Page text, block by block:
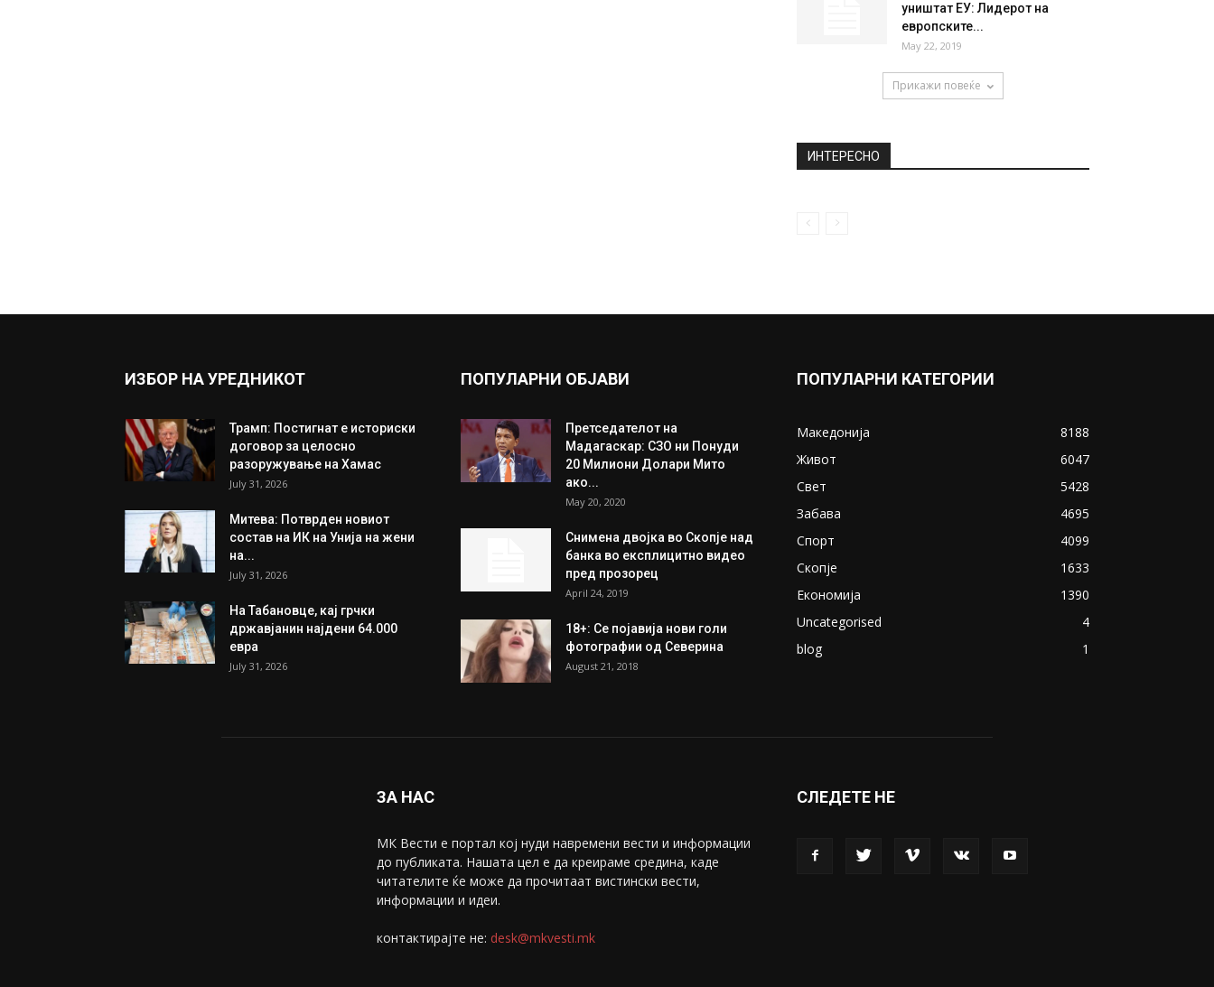
уништат ЕУ: Лидерот на
европските...
May 22, 2019
Прикажи повеќе
ИНТЕРЕСНО
ИЗБОР НА УРЕДНИКОТ
Трамп: Постигнат е историски
договор за целосно
разоружување на Хамас
July 31, 2026
Митева: Потврден новиот
состав на ИК на Унија на жени
на...
July 31, 2026
На Табановце, кај грчки
државјанин најдени 64.000
евра
July 31, 2026
ПОПУЛАРНИ ОБЈАВИ
Претседателот на
Мадагаскар: СЗО ни Понуди
20 Милиони Долари Мито
ако...
May 20, 2020
Снимена двојка во Скопје над
банка во експлицитно видео
пред прозорец
April 24, 2019
18+: Се појавија нови голи
фотографии од Северина
August 21, 2018
ПОПУЛАРНИ КАТЕГОРИИ
Македонија
8188
Живот
6047
Свет
5428
Забава
4695
Спорт
4099
Скопје
1633
Економија
1390
Uncategorised
4
blog
1
ЗА НАС
МК Вести е портал коj нуди навремени вести и информации
до публиката. Нашата цел е да креираме средина, каде
читателите ќе може да прочитаат вистински вести,
информации и идеи.
контактирајте не: desk@mkvesti.mk
СЛЕДЕТЕ НЕ